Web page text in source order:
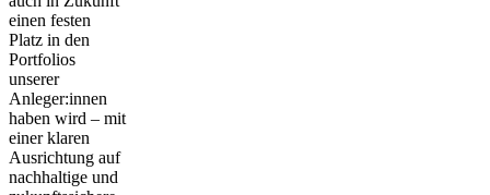
einen festen
Platz in den
Portfolios
unserer
Anleger:innen
haben wird – mit
einer klaren
Ausrichtung auf
nachhaltige und